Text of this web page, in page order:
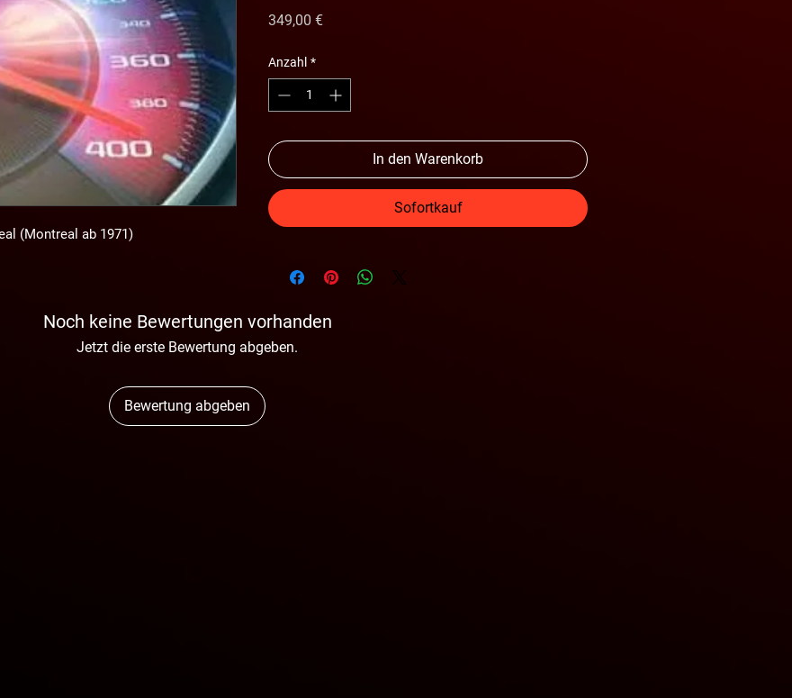
(Montreal ab 1971)
349,00 €Preis
Anzahl *
In den Warenkorb
Sofortkauf
Noch keine Bewertungen vorhanden
Jetzt die erste Bewertung abgeben.
Bewertung abgeben